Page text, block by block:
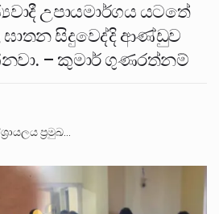
උපායමාර්ගය යටතේ
ඝාතන සිදුවෙද්දි ආණ්ඩුව
– කුමාර් ගුණරත්නම්
ප්‍රමුඛ…